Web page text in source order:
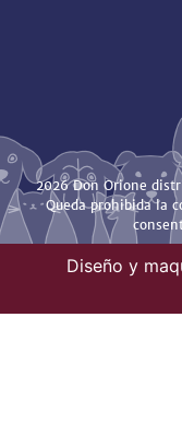
2026 Don Orione
Queda prohibida la
Diseño y